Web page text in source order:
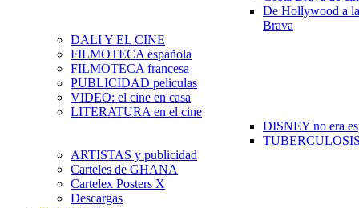
De Hollywood a
Brava
DALI Y EL CINE
FILMOTECA española
FILMOTECA francesa
PUBLICIDAD peliculas
VIDEO: el cine en casa
LITERATURA en el cine
DISNEY no era
ARTISTAS y publicidad
Carteles de GHANA
Cartelex Posters X
Descargas